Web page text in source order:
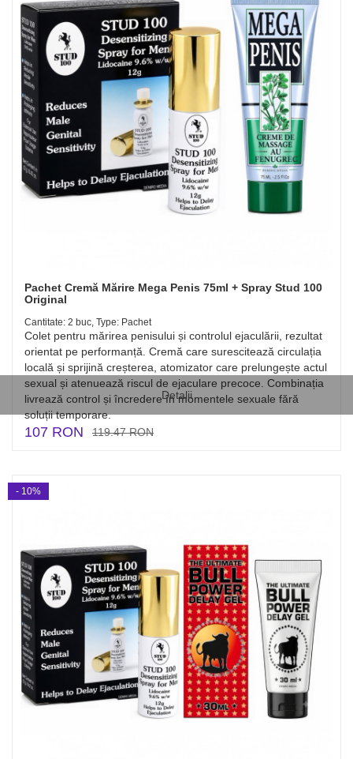
Detalii
Pachet Cremă Mărire Mega Penis 75ml + Spray Stud 100
Original
Cantitate: 2 buc, Type: Pachet
Colet pentru mărirea penisului și controlul ejaculării, rezultat
orientat pe performanță. Cremă care surescitează circulația
locală și sprijină creșterea, atomizator care prelungește actul
sexual și atenuează riscul de ejaculare precoce. Combinația
livrează control și încredere în momentele sexuale fără
soluții temporare.
107 RON 119.47 RON
- 10%